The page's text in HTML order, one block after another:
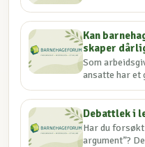
Kan
skaper
Som
ansatte har et
Debattlek i
Har du forsøkt
argument”?